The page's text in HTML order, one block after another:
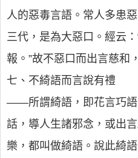
人的惡毒言語。常人多患
三代，是為大惡口。經云
報。”故不惡口而出言慈和
七、不綺語而言說有禮
——所謂綺語，即花言巧語
話，導人生諸邪念，或出
樂，都叫做綺語。說此綺